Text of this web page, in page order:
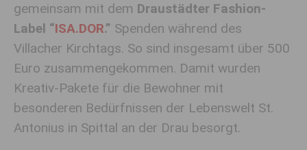
gemeinsam mit dem Draustädter Fashion-
Label “ISA.DOR.” Spenden während des
Villacher Kirchtags. So sind insgesamt über 500
Euro zusammengekommen. Damit wurden
Kreativ-Pakete für die Bewohner mit
besonderen Bedürfnissen der Lebenswelt St.
Antonius in Spittal an der Drau besorgt.